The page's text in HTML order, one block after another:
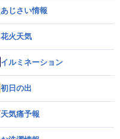
あじさい情報
花火天気
イルミネーション
初日の出
天気痛予報